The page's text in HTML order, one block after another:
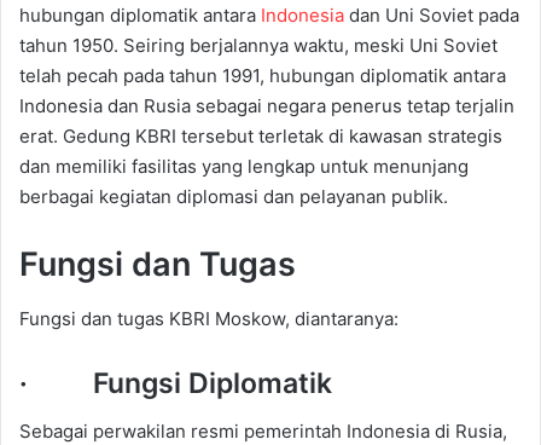
hubungan diplomatik antara Indonesia dan Uni Soviet pada
tahun 1950. Seiring berjalannya waktu, meski Uni Soviet
telah pecah pada tahun 1991, hubungan diplomatik antara
Indonesia dan Rusia sebagai negara penerus tetap terjalin
erat. Gedung KBRI tersebut terletak di kawasan strategis
dan memiliki fasilitas yang lengkap untuk menunjang
berbagai kegiatan diplomasi dan pelayanan publik.
Fungsi dan Tugas
Fungsi dan tugas KBRI Moskow, diantaranya:
· Fungsi Diplomatik
Sebagai perwakilan resmi pemerintah Indonesia di Rusia,